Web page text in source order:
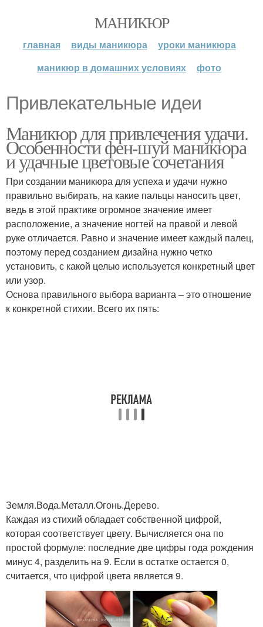
МАНИКЮР
главная виды маникюра
уроки маникюра
маникюр в домашних условиях
фото
Привлекательные идеи
Маникюр для привлечения удачи.
Особенности фен-шуй маникюра
и удачные цветовые сочетания
При создании маникюра для успеха и удачи нужно
правильно выбирать, на какие пальцы наносить цвет,
ведь в этой практике огромное значение имеет
расположение, а значение ногтей на правой и левой
руке отличается. Равно и значение имеет каждый палец,
поэтому перед созданием дизайна нужно четко
установить, с какой целью используется конкретный цвет
или узор.
Основа правильного выбора варианта – это отношение
к конкретной стихии. Всего их пять:
Земля.Вода.Металл.Огонь.Дерево.
Каждая из стихий обладает собственной цифрой,
которая соответствует цвету. Вычисляется она по
простой формуле: последние две цифры года рождения
минус 4, разделить на 9. Если в остатке остается 0,
считается, что цифрой цвета является 9.